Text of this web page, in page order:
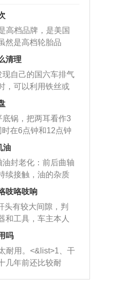
高档品牌，是美国
然是高档轮胎品
轮胎都有生产，这
市场。
清理
自己的国六车排气
，可以利用铁丝或
物给取出来，如果
也可以采取应急措
利用木棍将所有的
的位置处，然后将
就可以将堵塞的东
因为积碳过多引起
元催化器泡在草酸
到解决，将清洗剂
油混合后，车辆启
一起进入到燃烧
出，就可以让三元
气管堵塞的情况就
锅，把两耳看作3
在6点钟和12点钟
、双手握住
同样也要打相同的
后强调要反复练
肌肉记忆，在真实
记忆也能打好方
油
封老化：前后曲轴
续接触，油的杂质
变化使其密封效果
或漏油。<&list>2、
会使活塞环与缸体
油流入燃烧室中，
、机油粘度。使用
同样会有烧机油现
有很好的流动性，
吱咯吱响
头有较大间隙，判
和工具，车主本人
辆送到修理厂或4s
轴套管防尘罩破
油现象，使半轴磨
容易损坏，产生异
的转向胶套和球头
吗
耐用。<&list>1、干
几年前还比较耐